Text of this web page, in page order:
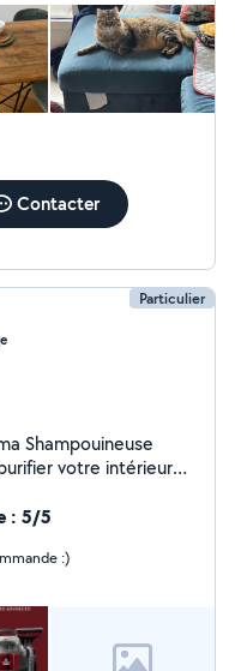
de Compagnie
formation
et de la
avez des questions, je
Si j'ai besoin je
Contacter
Particulier
Shampouineuse
votre intérieur
les plus tenaces,
lavante et 4
pas à
: 5/5
je la recommande :)